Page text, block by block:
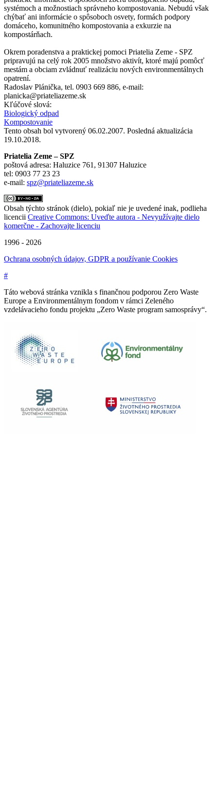
systémoch a možnostiach správneho kompostovania. Nebudú však
chýbať ani informácie o spôsoboch osvety, formách podpory
domáceho, komunitného kompostovania a exkurzie na
kompostárňach.
Okrem poradenstva a praktickej pomoci Priatelia Zeme - SPZ
pripravujú na celý rok 2005 množstvo aktivít, ktoré majú pomôcť
mestám a obciam zvládnuť realizáciu nových environmentálnych
opatrení.
Radoslav Plánička, tel. 0903 669 886, e-mail:
planicka@priateliazeme.sk
Kľúčové slová:
Biologický odpad
Kompostovanie
Tento obsah bol vytvorený 06.02.2007. Posledná aktualizácia
19.10.2018.
Priatelia Zeme – SPZ
poštová adresa: Haluzice 761, 91307 Haluzice
tel: 0903 77 23 23
e-mail: spz@priateliazeme.sk
Obsah týchto stránok (dielo), pokiaľ nie je uvedené inak, podlieha
licencii Creative Commons: Uveďte autora - Nevyužívajte dielo
komerčne - Zachovajte licenciu
1996 - 2026
Ochrana osobných údajov, GDPR a používanie Cookies
#
Táto webová stránka vznikla s finančnou podporou Zero Waste
Europe a Environmentálnym fondom v rámci Zeleného
vzdelávacieho fondu projektu „Zero Waste program samosprávy“.